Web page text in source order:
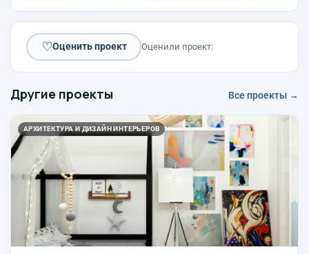
♡Оценить проект Оценили проект:
Другие проекты Все проекты →
АРХИТЕКТУРА И ДИЗАЙН ИНТЕРЬЕРОВ